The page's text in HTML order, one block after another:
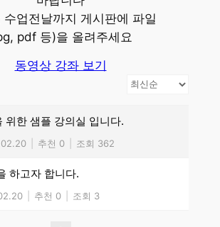
수업전날까지 게시판에 파일
pdf 등)을 올려주세요
동영상 강좌 보기
위한 샘플 강의실 입니다.
추천 0 조회 362
하고자 합니다.
추천 0 조회 3